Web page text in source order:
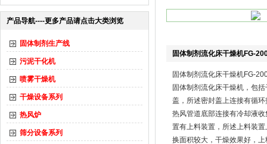
产品导航----更多产品请点击大类浏览
固体制剂生产线
污泥干化机
喷雾干燥机
干燥设备系列
热风炉
筛分设备系列
固体制剂流化床干燥机FG-
固体制剂流化床干燥机FG-
固体制剂流化床干燥机，包
盖，所述密封盖上连接有循
热风管道底部连接有冷却液
置有上料装置，所述上料装
换面积较大，干燥效果好，